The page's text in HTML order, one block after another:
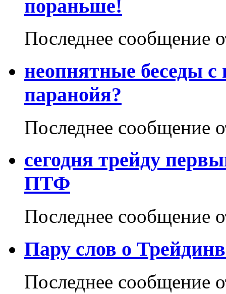
пораньше!
Последнее сообщение
неопнятные беседы
паранойя?
Последнее сообщение
сегодня трейду
ПТФ
Последнее сообщение
Пару слов о
Последнее сообщение